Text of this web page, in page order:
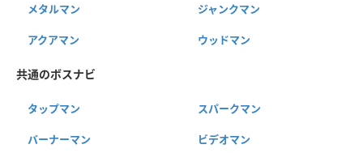
メタルマン ジャンクマン
アクアマン ウッドマン
共通のボスナビ
タップマン スパークマン
バーナーマン ビデオマン